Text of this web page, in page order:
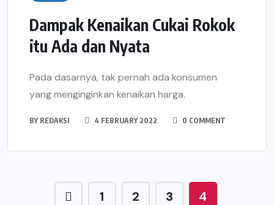
Dampak Kenaikan Cukai Rokok
itu Ada dan Nyata
Pada dasarnya, tak pernah ada konsumen
yang menginginkan kenaikan harga.
BY REDAKSI 4 FEBRUARY 2022 0 COMMENT
1 2 3 4